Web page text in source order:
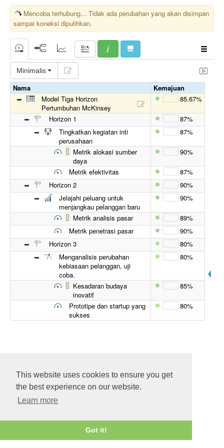
This website uses cookies to ensure you get
the best experience on our website.
Learn more
Got it!
Mencoba terhubung... Tidak ada perubahan yang akan disimpan
sampai koneksi dipulihkan.
Minimalis
Nama
Kemajuan
Model Tiga Horizon
Pertumbuhan McKinsey
85.67%
Horizon 1
87%
Tingkatkan kegiatan inti
perusahaan
87%
Metrik alokasi sumber
daya
90%
Metrik efektivitas
87%
Horizon 2
90%
Jelajahi peluang untuk
menjangkau pelanggan baru
90%
Metrik analisis pasar
89%
Metrik penetrasi pasar
90%
Horizon 3
80%
Menganalisis perubahan
kebiasaan pelanggan, uji
coba.
80%
Kesadaran budaya
inovatif
85%
Prototipe dan startup yang
sukses
80%